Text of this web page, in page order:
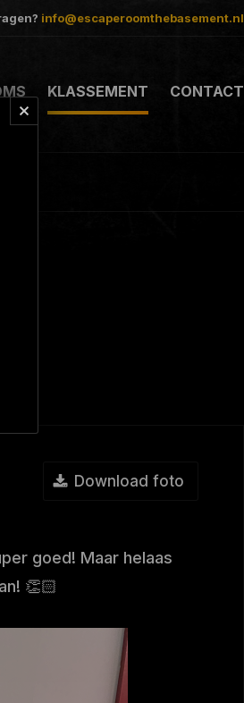
info@escaperoomthebasement.nl
KLASSEMENT CONTACT
Download foto
goed! Maar helaas
👏🏻